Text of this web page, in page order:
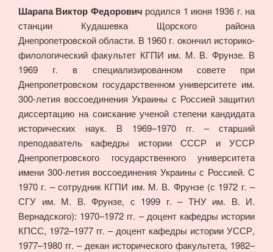
Шарапа Виктор Федорович родился 1 июня 1936 г. на
станции Кудашевка Щорского района
Днепропетровской области. В 1960 г. окончил историко-
филологический факультет КГПИ им. М. В. Фрунзе. В
1969 г. в специализированном совете при
Днепропетровском государственном университете им.
300-летия воссоединения Украины с Россией защитил
диссертацию на соискание ученой степени кандидата
исторических наук. В 1969–1970 гг. – старший
преподаватель кафедры истории СССР и УССР
Днепропетровского государственного университета
имени 300-летия воссоединения Украины с Россией. С
1970 г. – сотрудник КГПИ им. М. В. Фрунзе (с 1972 г. –
СГУ им. М. В. Фрунзе, с 1999 г. – ТНУ им. В. И.
Вернадского): 1970–1972 гг. – доцент кафедры истории
КПСС, 1972–1977 гг. – доцент кафедры истории УССР,
1977–1980 гг. – декан исторического факультета, 1982–